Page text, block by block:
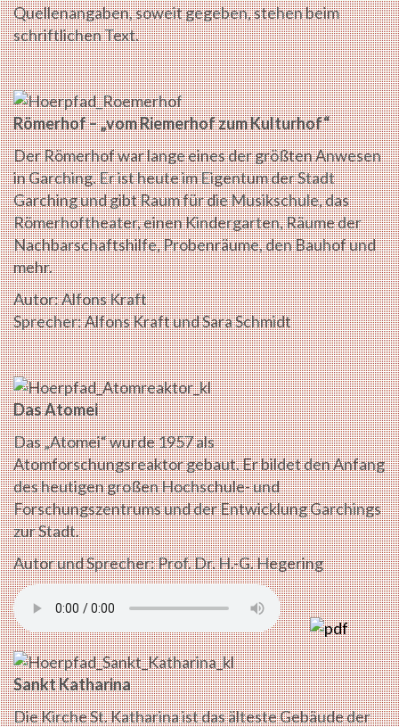
Quellenangaben, soweit gegeben, stehen beim
schriftlichen Text.
Römerhof – „vom Riemerhof zum Kulturhof“
Der Römerhof war lange eines der größten Anwesen
in Garching. Er ist heute im Eigentum der Stadt
Garching und gibt Raum für die Musikschule, das
Römerhoftheater, einen Kindergarten, Räume der
Nachbarschaftshilfe, Probenräume, den Bauhof und
mehr.
Autor: Alfons Kraft
Sprecher: Alfons Kraft und Sara Schmidt
Das Atomei
Das „Atomei“ wurde 1957 als
Atomforschungsreaktor gebaut. Er bildet den Anfang
des heutigen großen Hochschule- und
Forschungszentrums und der Entwicklung Garchings
zur Stadt.
Autor und Sprecher: Prof. Dr. H.-G. Hegering
Sankt Katharina
Die Kirche St. Katharina ist das älteste Gebäude der